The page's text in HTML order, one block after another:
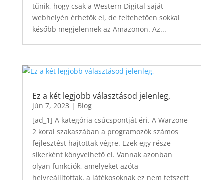
tűnik, hogy csak a Western Digital saját
webhelyén érhetők el, de feltehetően sokkal
később megjelennek az Amazonon. Az...
Ez a két legjobb választásod jelenleg,
jún 7, 2023 | Blog
[ad_1] A kategória csúcspontját éri. A Warzone
2 korai szakaszában a programozók számos
fejlesztést hajtottak végre. Ezek egy része
sikerként könyvelhető el. Vannak azonban
olyan funkciók, amelyeket azóta
helyreállítottak, a játékosoknak ez nem tetszett